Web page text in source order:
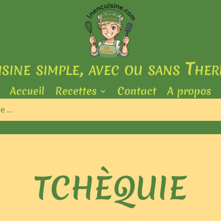
simple, avec ou sans
Accueil Recettes Contact A propos
TCHÈQUIE